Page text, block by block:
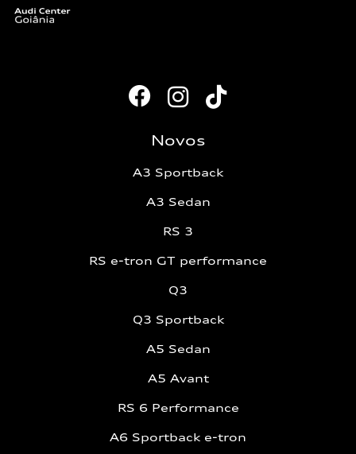
Novos
A3 Sportback
A3 Sedan
RS 3
RS e-tron GT performance
Q3
Q3 Sportback
A5 Sedan
A5 Avant
RS 6 Performance
A6 Sportback e-tron